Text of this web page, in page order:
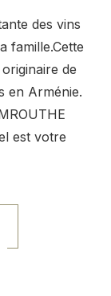
des vins
famille.Cette
de
en Arménie.
est votre